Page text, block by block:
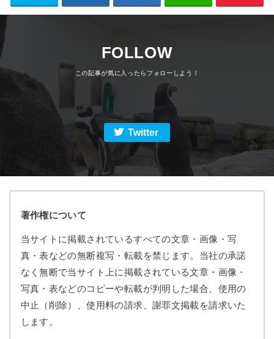
FOLLOW
Twitter
著作権について
当サイトに掲載されているすべての文章・画像・写
真・表などの無断複写・転載を禁じます。当社の承諾
なく無断で当サイト上に掲載されている文章・画像・
写真・表などのコピーや転載が判明した場合、使用の
中止（削除）、使用料の請求、謝罪文掲載を請求いた
します。